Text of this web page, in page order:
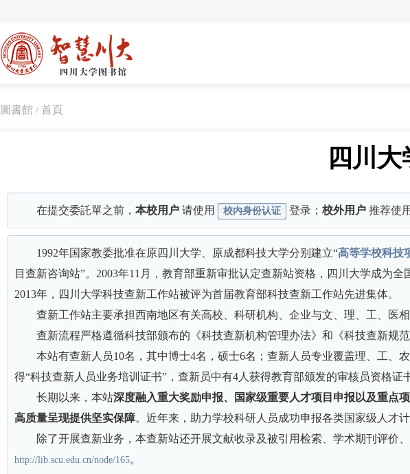
圖書館 / 首頁
四川
在提交委託單之前， 本校用户 请使用 校内身份认证 登录； 校外用户 推荐使用
1992年国家教委批准在原四川大学、原成都科技大学分别建立“高等学校科技
目查新咨询站”。2003年11月，教育部重新审批认定查新站资格，四川大学成为全
2013年，四川大学科技查新工作站被评为首届教育部科技查新工作站先进集体。
查新工作站主要承担西南地区有关高校、科研机构、企业与文、理、工、医
查新流程严格遵循科技部颁布的《科技查新机构管理办法》和《科技查新规
本站有查新人员10名，其中博士4名，硕士6名；查新人员专业覆盖理、工
得“科技查新人员业务培训证书”，查新员中有4人获得教育部颁发的审核员资格证
长期以来，本站深度融入重大奖励申报、国家级重要人才项目申报以及重点
高质量呈现提供坚实保障。近年来，助力学校科研人员成功申报各类国家级人才
除了开展查新业务，本查新站还开展文献收录及被引用检索、学术期刊评价
http://lib.scu.edu.cn/node/165。